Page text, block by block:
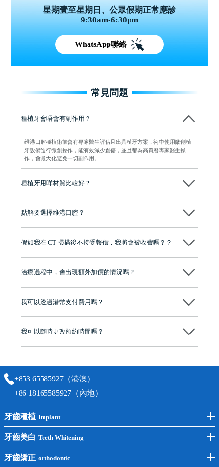
星期壹至星期日、公眾假期正常應診
9:30am-6:30pm
WhatsApp聯絡
常見問題
種植牙會唔會有副作用？
维港口腔種植術前會有專家醫生評估且出具植牙方案，術中使用微創植
牙設備進行微創操作，能有效減少創傷，並且都為高資曆專家醫生操
作，會最大化避免一切副作用。
種植牙用咩材質比較好？
現在國際上普遍用嘅係純鈦。純鈦同人體骨質相容性高，愈合得快又穩
點解要選擇維港口腔？
牌」、「2025香港企業領袖品牌」，是諾貝爾種植系統全球放心植牙中
至今已服務超過三十個國家和地區的顧客，受到粵港澳大灣區及周邊城
有咨詢及服務保障中心，有任何問題都可以隨時預約免費咨詢，讓人十
假如我在 CT 掃描後不接受報價，我將會被收費嗎？？
治療過程中，會出現額外加價的情況嗎？
我可以透過港幣支付費用嗎？
可以。維港口腔會按照當日匯率轉算收取費用，而匯率會及時告知客人
我可以隨時更改預約時間嗎？
+853 65585927（港澳）
+86 18165585927（內地）
牙齒種植 Implant
前牙種植
後牙種植
牙齒美白 Teeth Whitening
冷光美白
牙齒矯正 orthodontic